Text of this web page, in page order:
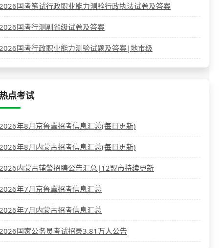
国考笔试行政职业能力测验行政执法试卷及答案
国考行测副省级试卷及答案
国考行政职业能力测验试题及答案|地市级
点考试
年8月京鲁冀招考信息汇总(每日更新)
年8月内蒙古招考信息汇总(每日更新)
内蒙古辅警招聘公告汇总|12盟市持续更新
年7月京鲁冀招考信息汇总
年7月内蒙古招考信息汇总
国家公务员考试招录3.81万人公告